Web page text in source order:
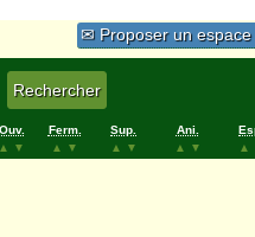
✉ Proposer un espace
Ouv.
▲
▼
Ferm.
▲
▼
Sup.
▲
▼
Ani.
▲
▼
▲